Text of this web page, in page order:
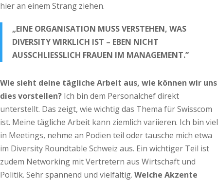
hier an einem Strang ziehen.
„EINE ORGANISATION MUSS VERSTEHEN, WAS
DIVERSITY WIRKLICH IST – EBEN NICHT
AUSSCHLIESSLICH FRAUEN IM MANAGEMENT.”
Wie sieht deine tägliche Arbeit aus, wie können wir uns
dies vorstellen? Ich bin dem Personalchef direkt
unterstellt. Das zeigt, wie wichtig das Thema für Swisscom
ist. Meine tägliche Arbeit kann ziemlich variieren. Ich bin viel
in Meetings, nehme an Podien teil oder tausche mich etwa
im Diversity Roundtable Schweiz aus. Ein wichtiger Teil ist
zudem Networking mit Vertretern aus Wirtschaft und
Politik. Sehr spannend und vielfältig. Welche Akzente